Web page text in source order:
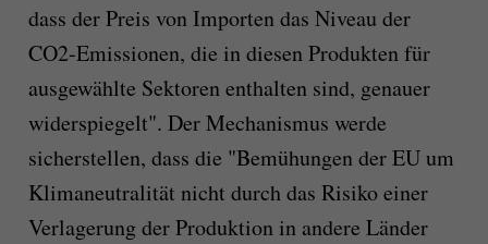
dass der Preis von Importen das Niveau der
CO2-Emissionen, die in diesen Produkten für
ausgewählte Sektoren enthalten sind, genauer
widerspiegelt". Der Mechanismus werde
sicherstellen, dass die "Bemühungen der EU um
Klimaneutralität nicht durch das Risiko einer
Verlagerung der Produktion in andere Länder